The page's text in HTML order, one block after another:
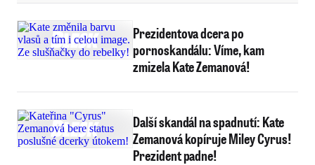
Prezidentova dcera po
pornoskandálu: Víme, kam
zmizela Kate Zemanová!
Další skandál na spadnutí: Kate
Zemanová kopíruje Miley Cyrus!
Prezident padne!